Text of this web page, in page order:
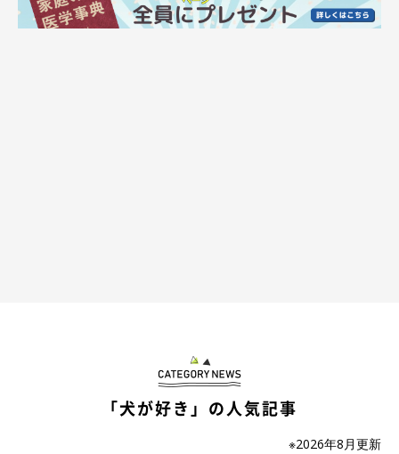
「寝顔だけは子犬のころのまま可愛らしくて、つい昔を思い出し
「犬が好き」の人気記事
※2026年8月更新